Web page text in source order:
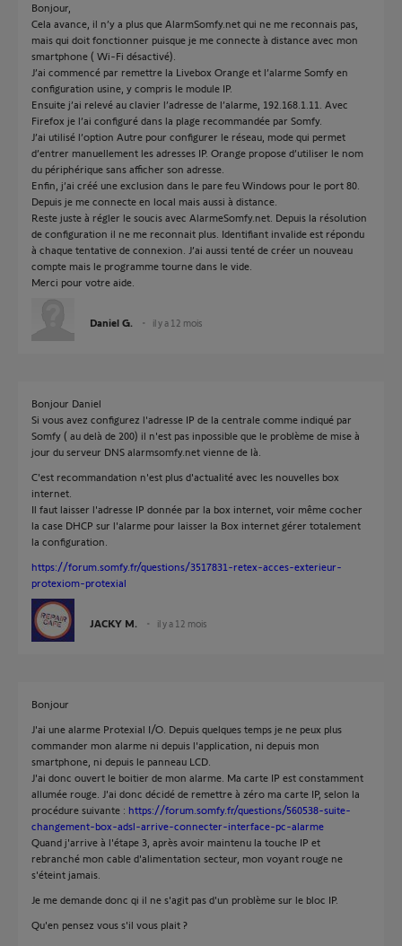
Bonjour,
Cela avance, il n’y a plus que AlarmSomfy.net qui ne me reconnais pas,
mais qui doit fonctionner puisque je me connecte à distance avec mon
smartphone ( Wi-Fi désactivé).
J’ai commencé par remettre la Livebox Orange et l’alarme Somfy en
configuration usine, y compris le module IP.
Ensuite j’ai relevé au clavier l’adresse de l’alarme, 192.168.1.11. Avec
Firefox je l’ai configuré dans la plage recommandée par Somfy.
J’ai utilisé l’option Autre pour configurer le réseau, mode qui permet
d’entrer manuellement les adresses IP. Orange propose d’utiliser le nom
du périphérique sans afficher son adresse.
Enfin, j’ai créé une exclusion dans le pare feu Windows pour le port 80.
Depuis je me connecte en local mais aussi à distance.
Reste juste à régler le soucis avec AlarmeSomfy.net. Depuis la résolution
de configuration il ne me reconnait plus. Identifiant invalide est répondu
à chaque tentative de connexion. J’ai aussi tenté de créer un nouveau
compte mais le programme tourne dans le vide.
Merci pour votre aide.
Daniel G. il y a 12 mois
Bonjour Daniel
Si vous avez configurez l'adresse IP de la centrale comme indiqué par
Somfy ( au delà de 200) il n'est pas inpossible que le problème de mise à
jour du serveur DNS alarmsomfy.net vienne de là.
C'est recommandation n'est plus d'actualité avec les nouvelles box
internet.
Il faut laisser l'adresse IP donnée par la box internet, voir même cocher
la case DHCP sur l'alarme pour laisser la Box internet gérer totalement
la configuration.
https://forum.somfy.fr/questions/3517831-retex-acces-exterieur-
protexiom-protexial
JACKY M. il y a 12 mois
Bonjour
J'ai une alarme Protexial I/O. Depuis quelques temps je ne peux plus
commander mon alarme ni depuis l'application, ni depuis mon
smartphone, ni depuis le panneau LCD.
J'ai donc ouvert le boitier de mon alarme. Ma carte IP est constamment
allumée rouge. J'ai donc décidé de remettre à zéro ma carte IP, selon la
procédure suivante : https://forum.somfy.fr/questions/560538-suite-
changement-box-adsl-arrive-connecter-interface-pc-alarme
Quand j'arrive à l'étape 3, après avoir maintenu la touche IP et
rebranché mon cable d'alimentation secteur, mon voyant rouge ne
s'éteint jamais.
Je me demande donc qi il ne s'agit pas d'un problème sur le bloc IP.
Qu'en pensez vous s'il vous plait ?